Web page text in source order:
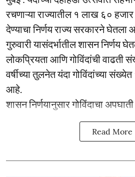
रचणाऱ्या राज्यातील १ लाख ६० हजार
देण्याचा निर्णय राज्य सरकारने घेतला
गुरुवारी यासंदर्भातील शासन निर्णय
लोकप्रियता आणि गोविंदांची वाढती
वर्षीच्या तुलनेत यंदा गोविंदांच्या
आहे.
शासन निर्णयानुसार गोविंदाचा
Read More